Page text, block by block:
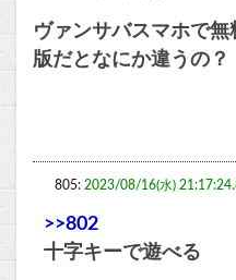
ヴァンサバスマホで
版だとなにか違うの？
805: 2023/08/16(水)
>>802
十字キーで遊べる